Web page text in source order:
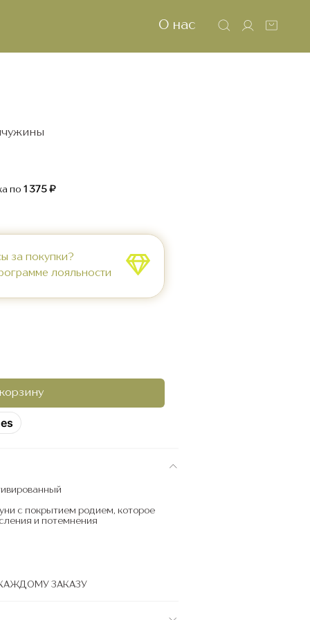
О нас
по 1 375 ₽
за покупки?
лояльности
с покрытием родием, которое
и потемнения
ЗАКАЗУ